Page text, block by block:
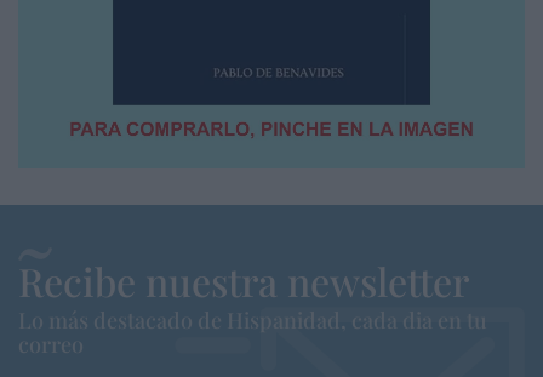
Recibe nuestra newsletter
Lo más destacado de Hispanidad, cada dia en tu
correo